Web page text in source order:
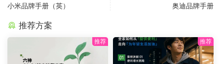
小米品牌手册（英） 奥迪品牌手册
推荐方案